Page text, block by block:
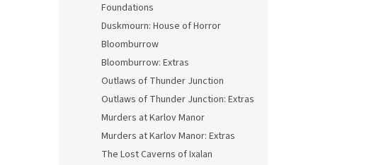
Foundations
Duskmourn: House of Horror
Bloomburrow
Bloomburrow: Extras
Outlaws of Thunder Junction
Outlaws of Thunder Junction: Extras
Murders at Karlov Manor
Murders at Karlov Manor: Extras
The Lost Caverns of Ixalan